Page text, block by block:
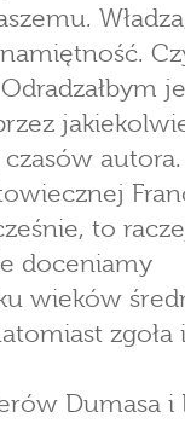
to
doceniamy
wieków
zgoła
Dumasa i